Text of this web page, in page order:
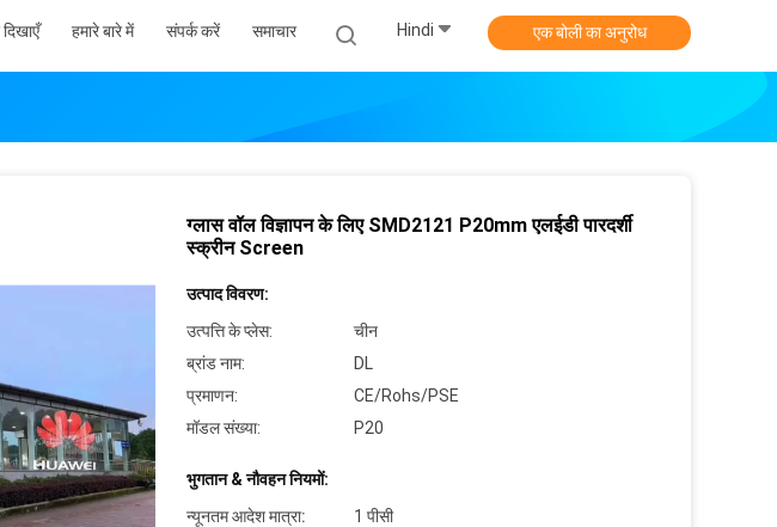
हमारे बारे में संपर्क करें समाचार Hindi एक बोली का अनुरोध
ग्लास वॉल विज्ञापन के लिए SMD2121 P20mm एलईडी पारदर्शी
स्क्रीन Screen
उत्पाद विवरण:
उत्पत्ति के प्लेस:
चीन
ब्रांड नाम:
DL
प्रमाणन:
CE/Rohs/PSE
मॉडल संख्या:
P20
भुगतान & नौवहन नियमों:
न्यूनतम आदेश मात्रा:
1 पीसी